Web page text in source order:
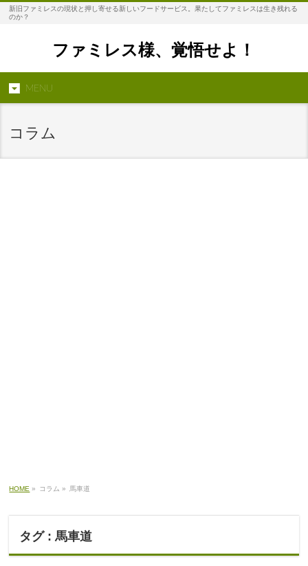
新旧ファミレスの現状と押し寄せる新しいフードサービス。果たしてファミレスは生き残れる
のか？
ファミレス様、覚悟せよ！
MENU
コラム
HOME » コラム » 馬車道
タグ : 馬車道